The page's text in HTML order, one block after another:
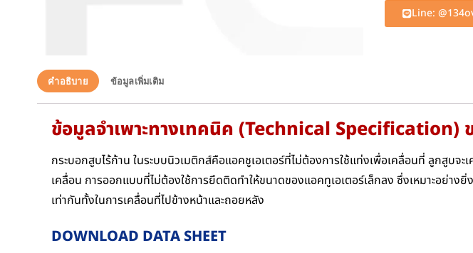
Line:
คำอธิบาย ข้อมูลเพิ่มเติม
ข้อมูลจำเพาะทางเทคนิค (Technical
กระบอกสูบไร้ก้าน ในระบบนิวเมติกส์คือแอคชูเอเตอร์ที่ไม่ต้องการใช้แท่งเพื่อเคลื่อนที่ ลูกสูบ
เคลื่อน การออกแบบที่ไม่ต้องใช้การยึดติดทำให้ขนาดของแอคทูเอเตอร์เล็กลง ซึ่งเหมาะอย่า
เท่ากันทั้งในการเคลื่อนที่ไปข้างหน้าและถอยหลัง
DOWNLOAD DATA SHEET